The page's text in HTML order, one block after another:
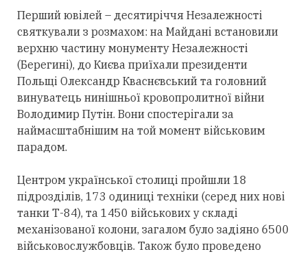
Перший ювілей – десятиріччя Незалежності
святкували з розмахом: на Майдані встановили
верхню частину монументу Незалежності
(Берегині), до Києва приїхали президенти
Польщі Олександр Кваснєвський та головний
винуватець нинішньої кровопролитної війни
Володимир Путін. Вони спостерігали за
наймасштабнішим на той момент військовим
парадом.
Центром української столиці пройшли 18
підрозділів, 173 одиниці техніки (серед них нові
танки Т-84), та 1450 військових у складі
механізованої колони, загалом було задіяно 6500
військовослужбовців. Також було проведено